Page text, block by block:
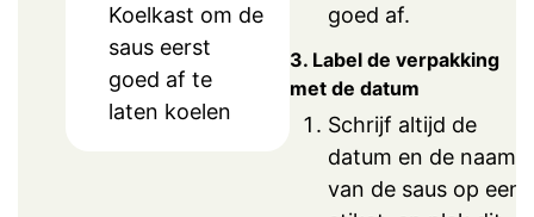
Koelkast om de
saus eerst
goed af te
laten koelen
goed af.
3. Label de verpakking
met de datum
Schrijf altijd de
datum en de naam
van de saus op een